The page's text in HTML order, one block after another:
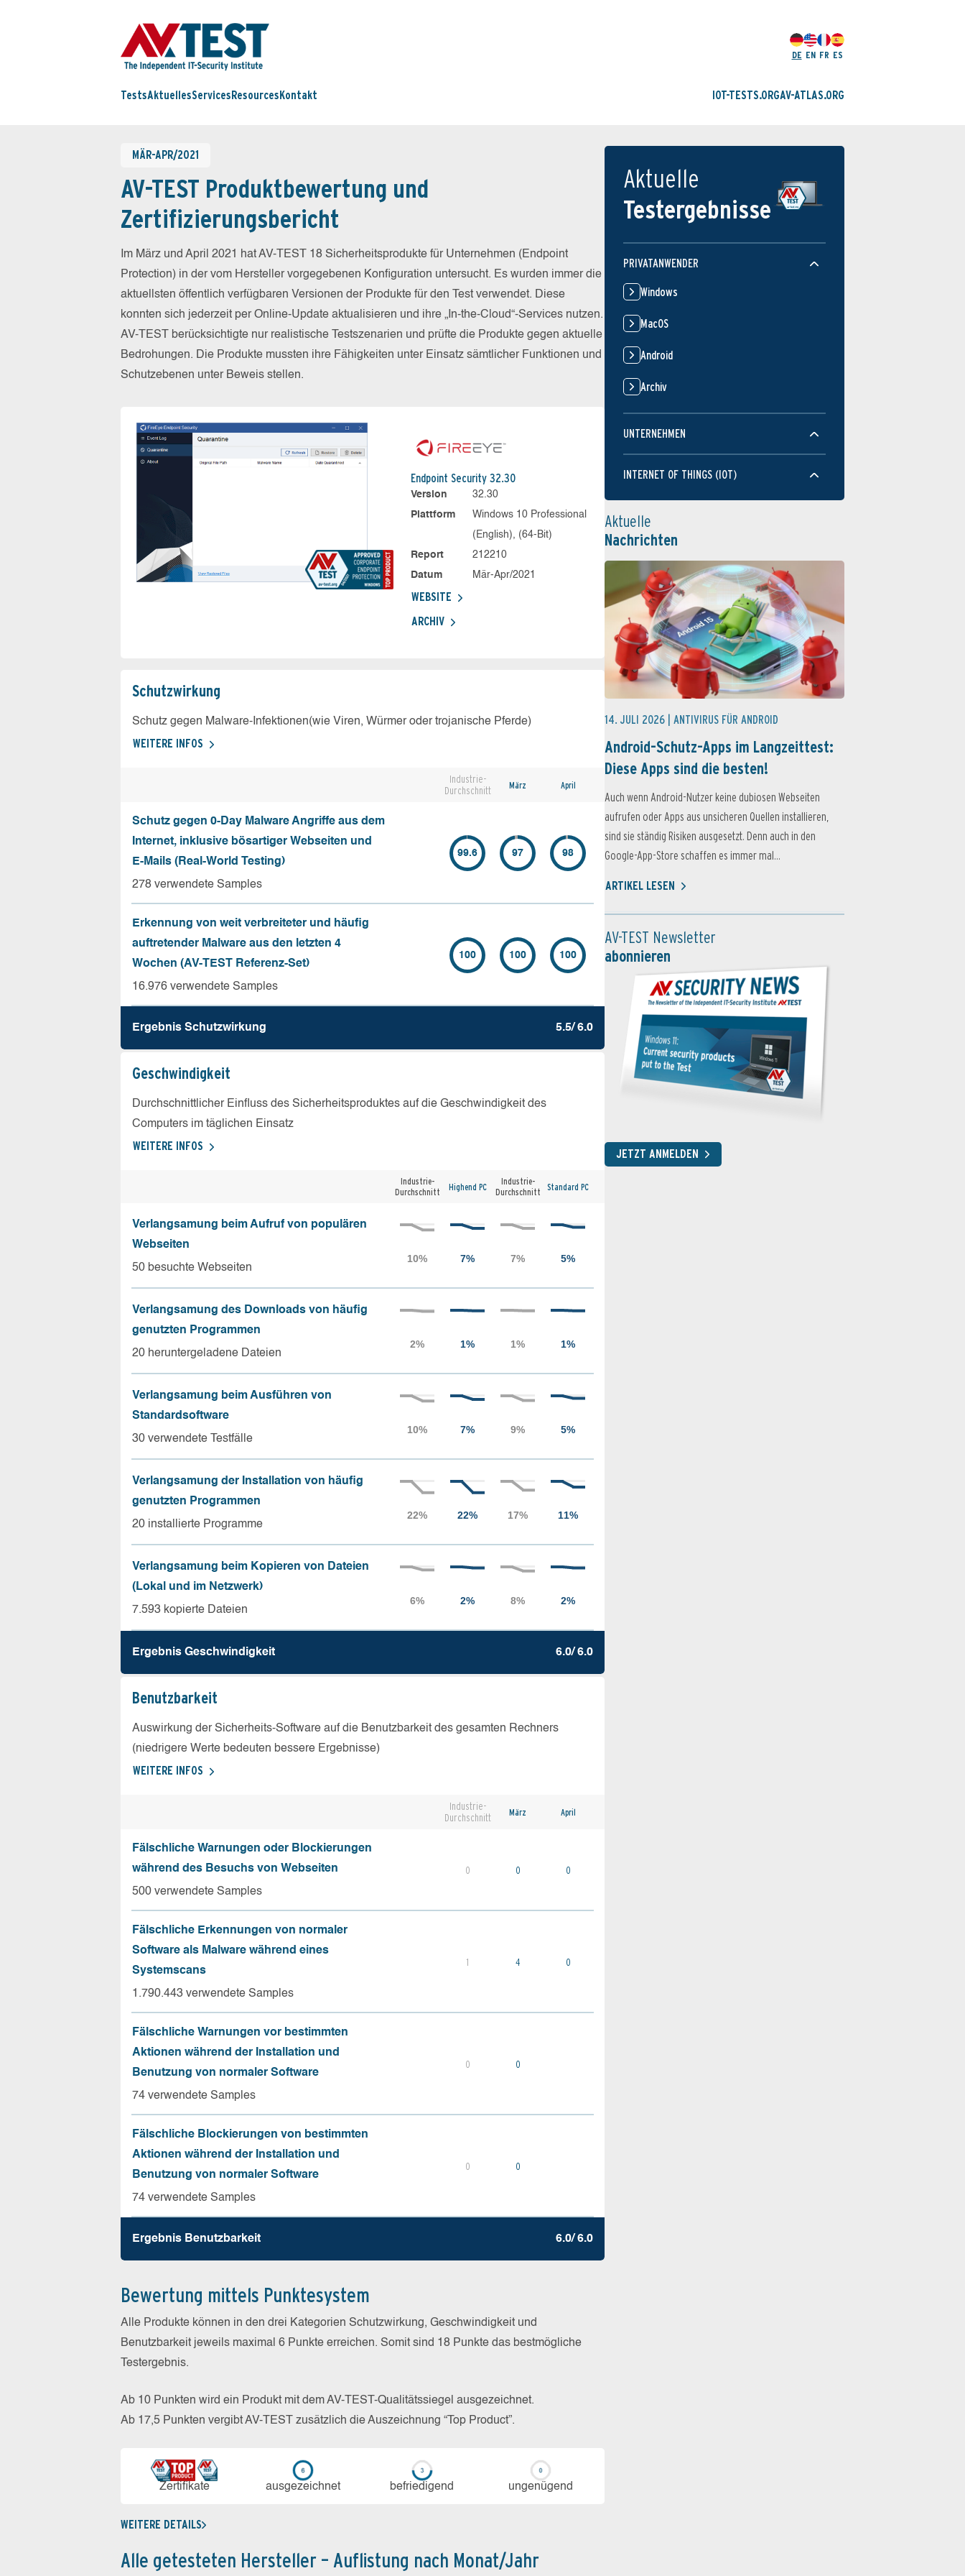
DE EN FR ES
TestsAktuellesServices Resources Kontakt IOT-TESTS.ORGAV-ATLAS.ORG
MÄR-APR/2021
AV-TEST Produktbewertung und
Zertifizierungsbericht
Im März und April 2021 hat AV-TEST 18 Sicherheitsprodukte für Unternehmen (Endpoint
Protection) in der vom Hersteller vorgegebenen Konfiguration untersucht. Es wurden immer die
aktuellsten öffentlich verfügbaren Versionen der Produkte für den Test verwendet. Diese
konnten sich jederzeit per Online-Update aktualisieren und ihre „In-the-Cloud“-Services nutzen.
AV-TEST berücksichtigte nur realistische Testszenarien und prüfte die Produkte gegen aktuelle
Bedrohungen. Die Produkte mussten ihre Fähigkeiten unter Einsatz sämtlicher Funktionen und
Schutzebenen unter Beweis stellen.
Endpoint Security 32.30
Version
32.30
Plattform
Windows 10 Professional
(English), (64-Bit)
Report
212210
Datum
Mär-Apr/2021
WEBSITE
ARCHIV
Schutz­wirkung
Schutz gegen Malware-Infektionen(wie Viren, Würmer oder trojanische Pferde)
WEITERE INFOS
Industrie-
Durchschnitt
März April
Schutz gegen 0-Day Malware Angriffe aus dem
Internet, inklusive bösartiger Webseiten und
E-Mails (Real-World Testing)
278 verwendete Samples
99.6 97 98
Erkennung von weit verbreiteter und häufig
auftretender Malware aus den letzten 4
Wochen (AV-TEST Referenz-Set)
16.976 verwendete Samples
100 100 100
Ergebnis Schutz­wirkung 5.5/ 6.0
Geschw­indigkeit
Durchschnittlicher Einfluss des Sicherheitsproduktes auf die Geschwindigkeit des
Computers im täglichen Einsatz
WEITERE INFOS
Industrie-
Durchschnitt
Highend PC
Industrie-
Durchschnitt
Standard PC
Verlangsamung beim Aufruf von populären
Webseiten
50 besuchte Webseiten
Verlangsamung des Downloads von häufig
genutzten Programmen
20 heruntergeladene Dateien
Verlangsamung beim Ausführen von
Standardsoftware
30 verwendete Testfälle
Verlangsamung der Installation von häufig
genutzten Programmen
20 installierte Programme
Verlangsamung beim Kopieren von Dateien
(Lokal und im Netzwerk)
7.593 kopierte Dateien
Ergebnis Geschw­indigkeit 6.0/ 6.0
Benutz­barkeit
Auswirkung der Sicherheits-Software auf die Benutzbarkeit des gesamten Rechners
(niedrigere Werte bedeuten bessere Ergebnisse)
WEITERE INFOS
Industrie-
Durchschnitt
März April
Fälschliche Warnungen oder Blockierungen
während des Besuchs von Webseiten
500 verwendete Samples
0 0 0
Fälschliche Erkennungen von normaler
Software als Malware während eines
Systemscans
1.790.443 verwendete Samples
1 4 0
Fälschliche Warnungen vor bestimmten
Aktionen während der Installation und
Benutzung von normaler Software
74 verwendete Samples
0 0
Fälschliche Blockierungen von bestimmten
Aktionen während der Installation und
Benutzung von normaler Software
74 verwendete Samples
0 0
Ergebnis Benutz­barkeit 6.0/ 6.0
Bewertung mittels Punktesystem
Alle Produkte können in den drei Kategorien Schutzwirkung, Geschwindigkeit und
Benutzbarkeit jeweils maximal 6 Punkte erreichen. Somit sind 18 Punkte das bestmögliche
Testergebnis.
Ab 10 Punkten wird ein Produkt mit dem AV-TEST-Qualitätssiegel ausgezeichnet.
Ab 17,5 Punkten vergibt AV-TEST zusätzlich die Auszeichnung “Top Product”.
Zerti­fikate aus­ge­zeich­net be­frie­di­gend un­ge­nü­gend
WEITERE DETAILS
Alle getesteten Hersteller – Auflistung nach Monat/Jahr
Aktuelle
Testergebnisse
PRIVATANWENDER
Windows
MacOS
Android
Archiv
UNTERNEHMEN
INTERNET OF THINGS (IOT)
Aktuelle
Nachrichten
14. JULI 2026 | ANTIVIRUS FÜR ANDROID
Android-Schutz-Apps im Langzeittest:
Diese Apps sind die besten!
Auch wenn Android-Nutzer keine dubiosen Webseiten
aufrufen oder Apps aus unsicheren Quellen installieren,
sind sie ständig Risiken ausgesetzt. Denn auch in den
Google-App-Store schaffen es immer mal...
ARTIKEL LESEN
AV-TEST Newsletter
abonnieren
JETZT ANMELDEN